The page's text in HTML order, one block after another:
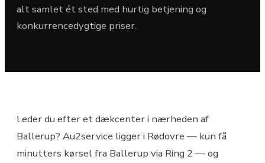
alt samlet ét sted med hurtig betjening og
konkurrencedygtige priser.
Leder du efter et dækcenter i nærheden af
Ballerup? Au2service ligger i Rødovre — kun få
minutters kørsel fra Ballerup via Ring 2 — og